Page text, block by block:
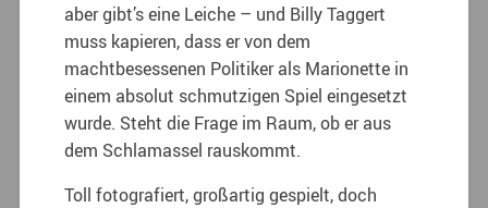
aber gibt’s eine Leiche – und Billy Taggert
muss kapieren, dass er von dem
machtbesessenen Politiker als Marionette in
einem absolut schmutzigen Spiel eingesetzt
wurde. Steht die Frage im Raum, ob er aus
dem Schlamassel rauskommt.
Toll fotografiert, großartig gespielt, doch